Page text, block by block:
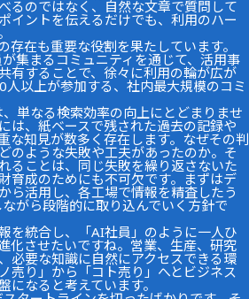
るのではなく、自然な文章で質問して
イントを伝えるだけでも、利用のハー
存在も重要な役割を果たしています。
集まるコミュニティを通じて、活用事
有することで、徐々に利用の輪が広が
人以上が参加する、社内最大規模のコミ
単なる検索効率の向上にとどまりませ
は、紙ベースで残された過去の記録や
な知見が数多く存在します。なぜその判
のような失敗や工夫があったのか。そ
ることは、同じ失敗を繰り返さないた
育成のためにも不可欠です。まずはデ
ら活用し、各工場で情報を精査したう
がら段階的に取り込んでいく方針で
を統合し、「AI社員」のように一人ひ
化させたいですね。営業、生産、研究
必要な知識に自然にアクセスできる環
売り」から「コト売り」へとビジネス
になると考えています。